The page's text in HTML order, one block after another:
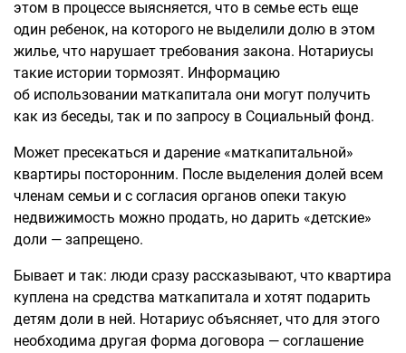
этом в процессе выясняется, что в семье есть еще
один ребенок, на которого не выделили долю в этом
жилье, что нарушает требования закона. Нотариусы
такие истории тормозят. Информацию
об использовании маткапитала они могут получить
как из беседы, так и по запросу в Социальный фонд.
Может пресекаться и дарение «маткапитальной»
квартиры посторонним. После выделения долей всем
членам семьи и с согласия органов опеки такую
недвижимость можно продать, но дарить «детские»
доли — запрещено.
Бывает и так: люди сразу рассказывают, что квартира
куплена на средства маткапитала и хотят подарить
детям доли в ней. Нотариус объясняет, что для этого
необходима другая форма договора — соглашение